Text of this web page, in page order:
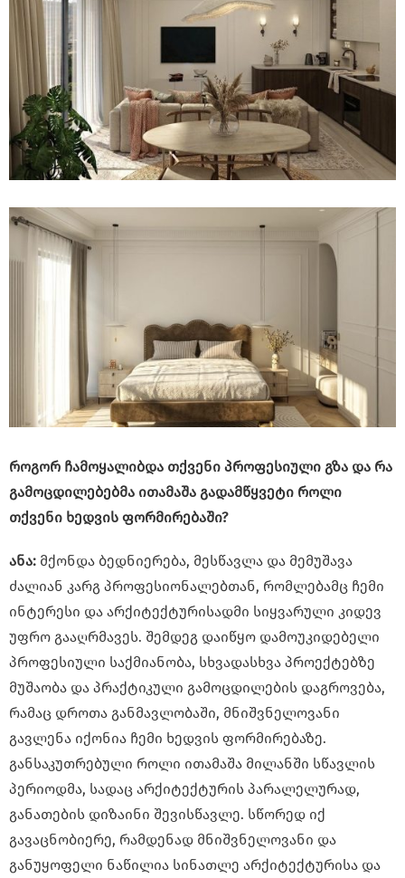
როგორ ჩამოყალიბდა თქვენი პროფესიული გზა და რა
გამოცდილებებმა ითამაშა გადამწყვეტი როლი
თქვენი ხედვის ფორმირებაში?
ანა: მქონდა ბედნიერება, მესწავლა და მემუშავა
ძალიან კარგ პროფესიონალებთან, რომლებამც ჩემი
ინტერესი და არქიტექტურისადმი სიყვარული კიდევ
უფრო გააღრმავეს. შემდეგ დაიწყო დამოუკიდებელი
პროფესიული საქმიანობა, სხვადასხვა პროექტებზე
მუშაობა და პრაქტიკული გამოცდილების დაგროვება,
რამაც დროთა განმავლობაში, მნიშვნელოვანი
გავლენა იქონია ჩემი ხედვის ფორმირებაზე.
განსაკუთრებული როლი ითამაშა მილანში სწავლის
პერიოდმა, სადაც არქიტექტურის პარალელურად,
განათების დიზაინი შევისწავლე. სწორედ იქ
გავაცნობიერე, რამდენად მნიშვნელოვანი და
განუყოფელი ნაწილია სინათლე არქიტექტურისა და